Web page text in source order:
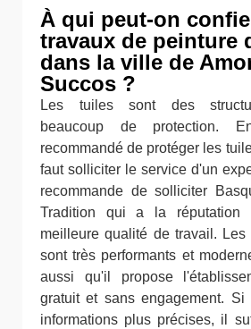
À qui peut-on
travaux de peinture
dans la ville de
Succos ?
Les tuiles sont des
beaucoup de protection.
recommandé de protéger les
faut solliciter le service d'un
recommande de solliciter
Tradition qui a la réputation
meilleure qualité de travail.
sont très performants et
aussi qu'il propose
gratuit et sans engagement.
informations plus précises, il